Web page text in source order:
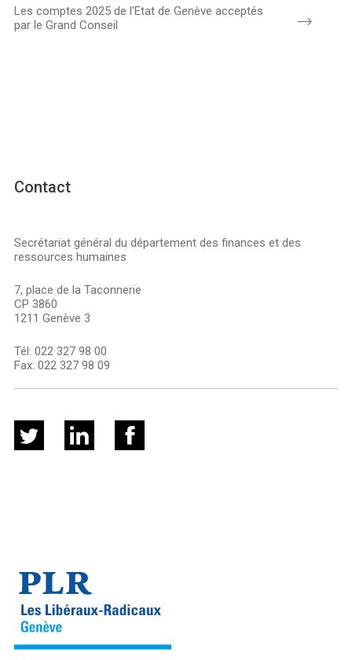
Les comptes 2025 de l'Etat de Genève acceptés
par le Grand Conseil
Contact
Secrétariat général du département des finances et des
ressources humaines
7, place de la Taconnerie
CP 3860
1211 Genève 3
Tél: 022 327 98 00
Fax: 022 327 98 09